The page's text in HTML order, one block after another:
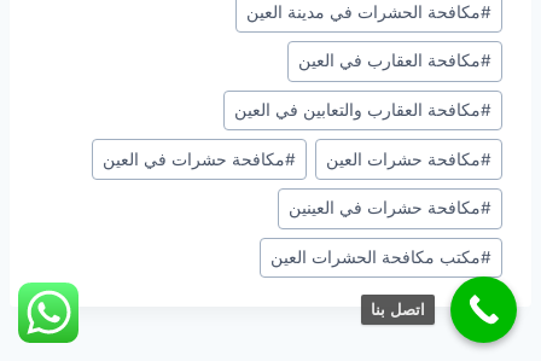
#مكافحة الحشرات في مدينة العين
#مكافحة العقارب في العين
#مكافحة العقارب والتعابين في العين
#مكافحة حشرات العين #مكافحة حشرات في العين
#مكافحة حشرات في العينين
#مكتب مكافحة الحشرات العين
اتصل بنا